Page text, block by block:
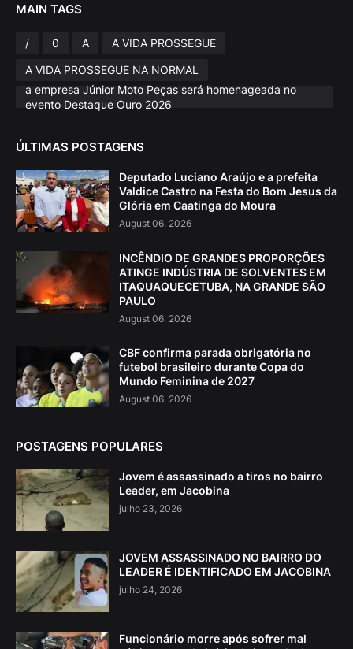
MAIN TAGS
/ 0 A
A VIDA PROSSEGUE
A VIDA PROSSEGUE NA NORMAL
a empresa Júnior Moto Peças será homenageada no
evento Destaque Ouro 2026
ÚLTIMAS POSTAGENS
Deputado Luciano Araújo e a prefeita
Valdice Castro na Festa do Bom Jesus da
Glória em Caatinga do Moura
August 06, 2026
INCÊNDIO DE GRANDES PROPORÇÕES
ATINGE INDÚSTRIA DE SOLVENTES EM
ITAQUAQUECETUBA, NA GRANDE SÃO
PAULO
August 06, 2026
CBF confirma parada obrigatória no
futebol brasileiro durante Copa do
Mundo Feminina de 2027
August 06, 2026
POSTAGENS POPULARES
Jovem é assassinado a tiros no bairro
Leader, em Jacobina
julho 23, 2026
JOVEM ASSASSINADO NO BAIRRO DO
LEADER É IDENTIFICADO EM JACOBINA
julho 24, 2026
Funcionário morre após sofrer mal